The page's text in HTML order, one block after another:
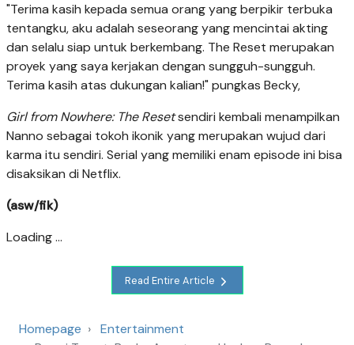
"Terima kasih kepada semua orang yang berpikir terbuka
tentangku, aku adalah seseorang yang mencintai akting
dan selalu siap untuk berkembang. The Reset merupakan
proyek yang saya kerjakan dengan sungguh-sungguh.
Terima kasih atas dukungan kalian!" pungkas Becky,
Girl from Nowhere: The Resetsendiri kembali menampilkan
Nanno sebagai tokoh ikonik yang merupakan wujud dari
karma itu sendiri. Serial yang memiliki enam episode ini bisa
disaksikan di Netflix.
(asw/fik)
Loading ...
Read Entire Article
Homepage
Entertainment